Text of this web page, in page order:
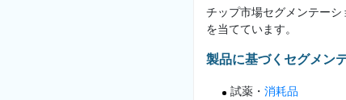
チップ市場セグメンテー
を当てています。
製品に基づくセグメン
試薬・ 消耗品